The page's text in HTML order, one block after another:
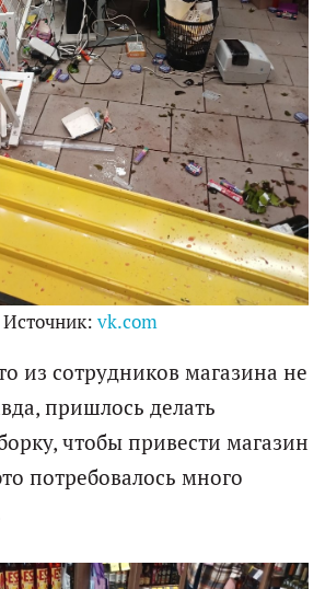
Источник: vk.com
из сотрудников магазина не
пришлось делать
чтобы привести магазин
потребовалось много